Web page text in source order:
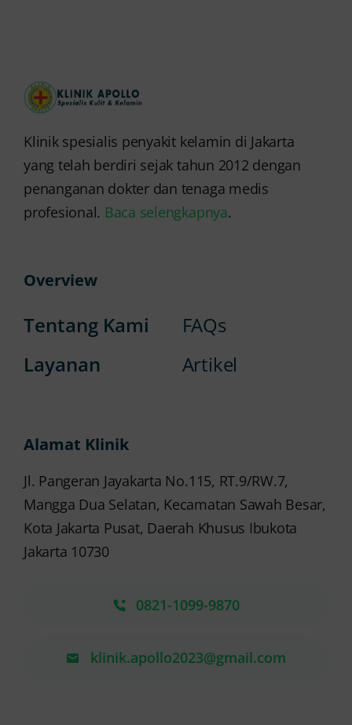
Klinik spesialis penyakit kelamin di Jakarta
yang telah berdiri sejak tahun 2012 dengan
penanganan dokter dan tenaga medis
profesional. Baca selengkapnya.
Overview
Tentang Kami
Layanan
FAQs
Artikel
Alamat Klinik
Jl. Pangeran Jayakarta No.115, RT.9/RW.7,
Mangga Dua Selatan, Kecamatan Sawah Besar,
Kota Jakarta Pusat, Daerah Khusus Ibukota
Jakarta 10730
0821-1099-9870
klinik.apollo2023@gmail.com